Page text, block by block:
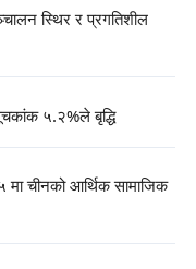
स्थिर र प्रगतिशील
५.२%ले बृद्धि
मा चीनको आर्थिक सामाजिक